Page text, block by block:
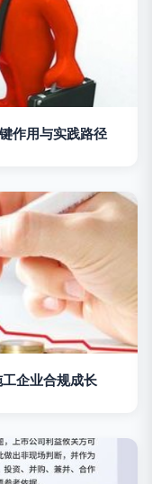
作用与实践路径
企业合规成长